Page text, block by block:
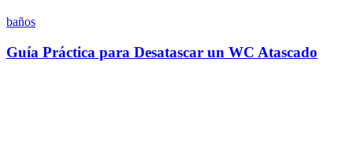
baños
Guía Práctica para Desatascar un WC Atascado